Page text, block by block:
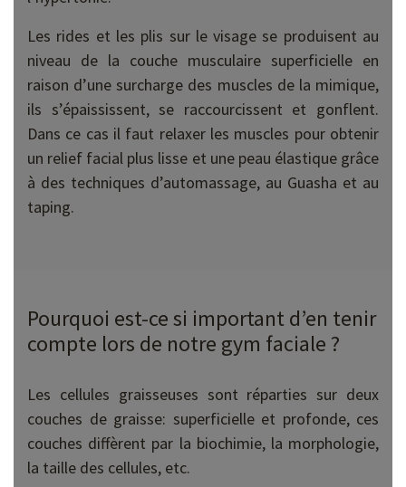
Les rides et les plis sur le visage se produisent au
niveau de la couche musculaire superficielle en
raison d’une surcharge des muscles de la mimique,
ils s’épaississent, se raccourcissent et gonflent.
Dans ce cas il faut relaxer les muscles pour obtenir
un relief facial plus lisse et une peau élastique grâce
à des techniques d’automassage, au Guasha et au
taping.
Pourquoi est-ce si important d’en tenir
compte lors de notre gym faciale ?
Les cellules graisseuses sont réparties sur deux
couches de graisse: superficielle et profonde, ces
couches diffèrent par la biochimie, la morphologie,
la taille des cellules, etc.